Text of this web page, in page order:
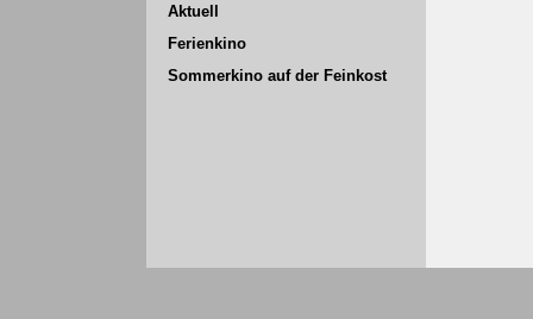
Aktuell
Ferienkino
Sommerkino auf der Feinkost